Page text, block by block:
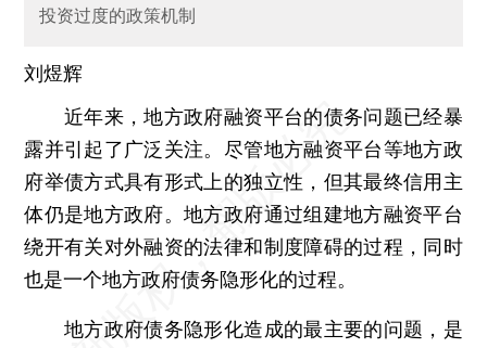
投资过度的政策机制
刘煜辉
近年来，地方政府融资平台的债务问题已经暴
露并引起了广泛关注。尽管地方融资平台等地方政
府举债方式具有形式上的独立性，但其最终信用主
体仍是地方政府。地方政府通过组建地方融资平台
绕开有关对外融资的法律和制度障碍的过程，同时
也是一个地方政府债务隐形化的过程。
地方政府债务隐形化造成的最主要的问题，是